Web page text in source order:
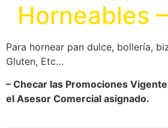
Horneables
Para hornear pan dulce, bollería,
Gluten, Etc…
– Checar las Promociones
el Asesor Comercial asignado.